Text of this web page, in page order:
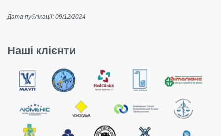
Дата публікації: 09/12/2024
Наші клієнти